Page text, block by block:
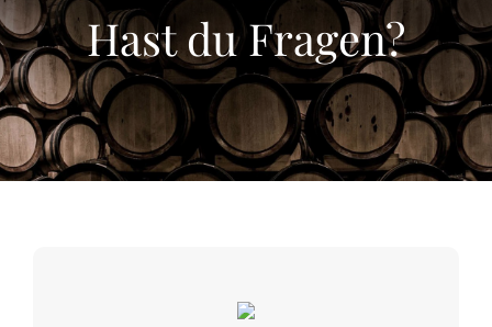
Hilfe & Kontakt
Blog
Hast du Fragen?